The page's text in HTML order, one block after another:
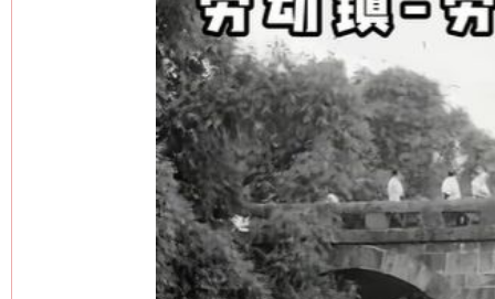
在谋一域中谋全局
今